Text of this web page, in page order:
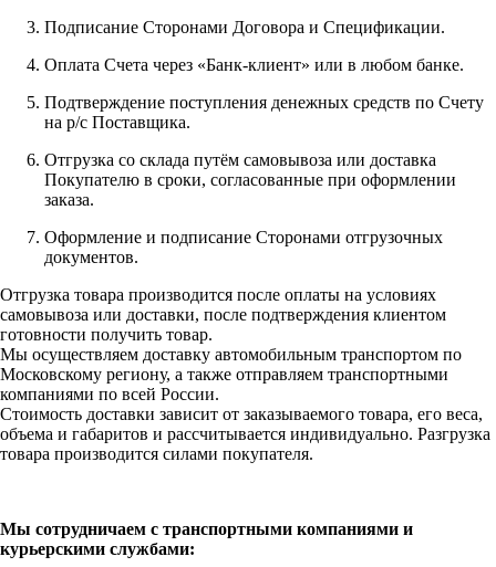
Подписание Сторонами Договора и Спецификации.
Оплата Счета через «Банк-клиент» или в любом банке.
Подтверждение поступления денежных средств по Счету
на р/с Поставщика.
Отгрузка со склада путём самовывоза или доставка
Покупателю в сроки, согласованные при оформлении
заказа.
Оформление и подписание Сторонами отгрузочных
документов.
Отгрузка товара производится после оплаты на условиях
самовывоза или доставки, после подтверждения клиентом
готовности получить товар.
Мы осуществляем доставку автомобильным транспортом по
Московскому региону, а также отправляем транспортными
компаниями по всей России.
Стоимость доставки зависит от заказываемого товара, его веса,
объема и габаритов и рассчитывается индивидуально. Разгрузка
товара производится силами покупателя.
Мы сотрудничаем с транспортными компаниями и
курьерскими службами: